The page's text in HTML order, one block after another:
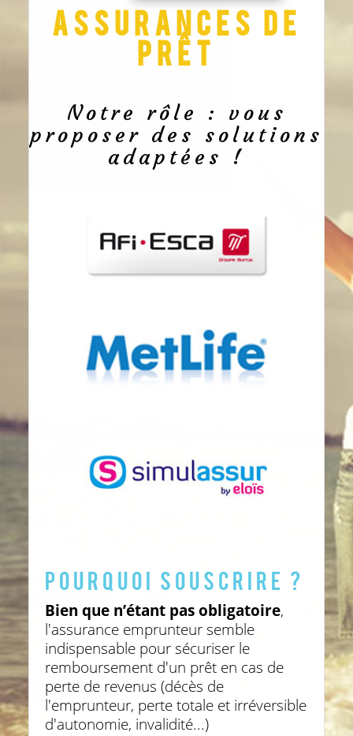
Assurances de
prêt
Notre rôle : vous
proposer des solutions
adaptées !
POURQUOI SOUSCRIRE ?
Bien que n’étant pas obligatoire,
l'assurance emprunteur semble
indispensable pour sécuriser le
remboursement d'un prêt en cas de
perte de revenus (décès de
l'emprunteur, perte totale et irréversible
d'autonomie, invalidité...)